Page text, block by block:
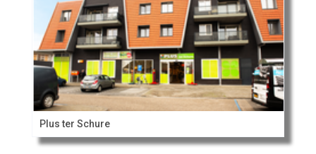
Plus ter Schure